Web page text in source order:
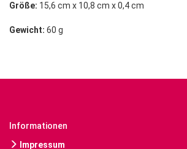
Größe: 15,6 cm x 10,8 cm x 0,4 cm
Gewicht: 60 g
Informationen
Impressum